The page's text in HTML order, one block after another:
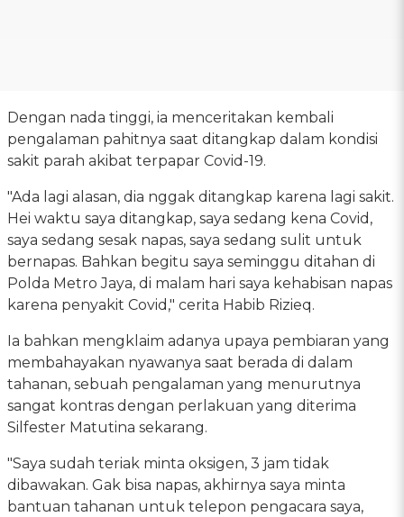
Dengan nada tinggi, ia menceritakan kembali
pengalaman pahitnya saat ditangkap dalam kondisi
sakit parah akibat terpapar Covid-19.
"Ada lagi alasan, dia nggak ditangkap karena lagi sakit.
Hei waktu saya ditangkap, saya sedang kena Covid,
saya sedang sesak napas, saya sedang sulit untuk
bernapas. Bahkan begitu saya seminggu ditahan di
Polda Metro Jaya, di malam hari saya kehabisan napas
karena penyakit Covid," cerita Habib Rizieq.
Ia bahkan mengklaim adanya upaya pembiaran yang
membahayakan nyawanya saat berada di dalam
tahanan, sebuah pengalaman yang menurutnya
sangat kontras dengan perlakuan yang diterima
Silfester Matutina sekarang.
"Saya sudah teriak minta oksigen, 3 jam tidak
dibawakan. Gak bisa napas, akhirnya saya minta
bantuan tahanan untuk telepon pengacara saya,